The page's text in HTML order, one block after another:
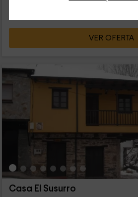
Contacto directo
VER OFERTA
Casa El Susurro